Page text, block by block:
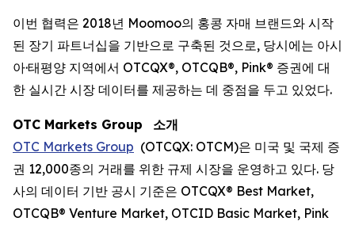
이번 협력은 2018년 Moomoo의 홍콩 자매 브랜드와 시작
된 장기 파트너십을 기반으로 구축된 것으로, 당시에는 아시
아·태평양 지역에서 OTCQX®, OTCQB®, Pink® 증권에 대
한 실시간 시장 데이터를 제공하는 데 중점을 두고 있었다.
OTC Markets Group
소개
OTC Markets Group (OTCQX: OTCM)은 미국 및 국제 증
권 12,000종의 거래를 위한 규제 시장을 운영하고 있다. 당
사의 데이터 기반 공시 기준은 OTCQX® Best Market,
OTCQB® Venture Market, OTCID Basic Market, Pink